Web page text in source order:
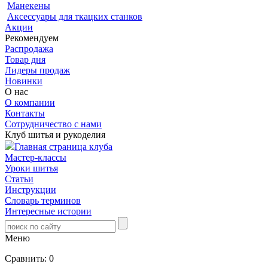
Манекены
Аксессуары для ткацких станков
Акции
Рекомендуем
Распродажа
Товар дня
Лидеры продаж
Новинки
О нас
О компании
Контакты
Сотрудничество с нами
Клуб шитья и рукоделия
Главная страница клуба
Мастер-классы
Уроки шитья
Статьи
Инструкции
Словарь терминов
Интересные истории
Меню
Сравнить: 0